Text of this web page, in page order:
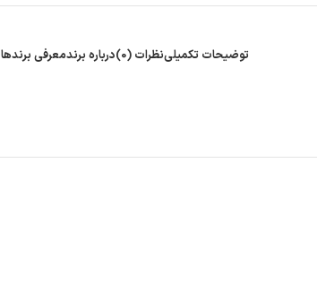
توضیحات تکمیلینظرات (0) درباره برندمعرفی برند‌ها